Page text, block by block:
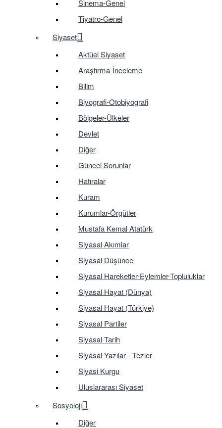
Sinema-Genel
Tiyatro-Genel
Siyaset
Aktüel Siyaset
Araştırma-İnceleme
Bilim
Biyografi-Otobiyografi
Bölgeler-Ülkeler
Devlet
Diğer
Güncel Sorunlar
Hatıralar
Kuram
Kurumlar-Örgütler
Mustafa Kemal Atatürk
Siyasal Akımlar
Siyasal Düşünce
Siyasal Hareketler-Eylemler-Topluluklar
Siyasal Hayat (Dünya)
Siyasal Hayat (Türkiye)
Siyasal Partiler
Siyasal Tarih
Siyasal Yazılar - Tezler
Siyasi Kurgu
Uluslararası Siyaset
Sosyoloji
Diğer